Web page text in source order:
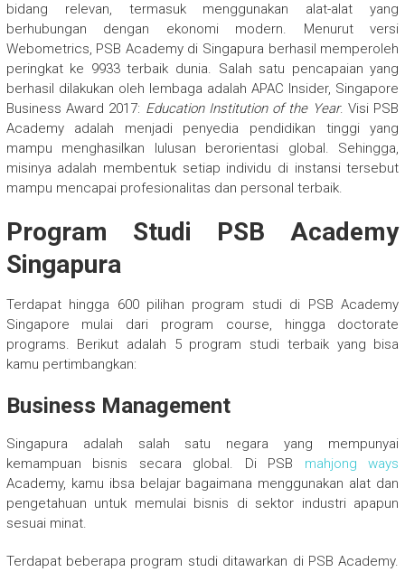
bidang relevan, termasuk menggunakan alat-alat yang
berhubungan dengan ekonomi modern. Menurut versi
Webometrics, PSB Academy di Singapura berhasil memperoleh
peringkat ke 9933 terbaik dunia. Salah satu pencapaian yang
berhasil dilakukan oleh lembaga adalah APAC Insider, Singapore
Business Award 2017: Education Institution of the Year. Visi PSB
Academy adalah menjadi penyedia pendidikan tinggi yang
mampu menghasilkan lulusan berorientasi global. Sehingga,
misinya adalah membentuk setiap individu di instansi tersebut
mampu mencapai profesionalitas dan personal terbaik.
Program Studi PSB Academy
Singapura
Terdapat hingga 600 pilihan program studi di PSB Academy
Singapore mulai dari program course, hingga doctorate
programs. Berikut adalah 5 program studi terbaik yang bisa
kamu pertimbangkan:
Business Management
Singapura adalah salah satu negara yang mempunyai
kemampuan bisnis secara global. Di PSB mahjong ways
Academy, kamu ibsa belajar bagaimana menggunakan alat dan
pengetahuan untuk memulai bisnis di sektor industri apapun
sesuai minat.
Terdapat beberapa program studi ditawarkan di PSB Academy.